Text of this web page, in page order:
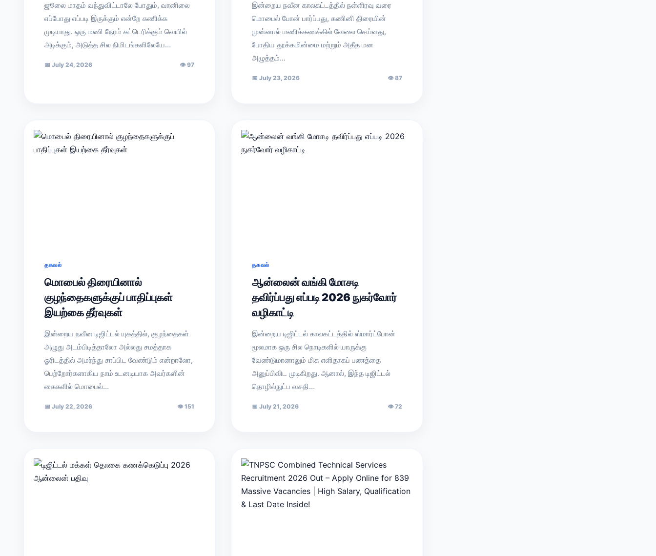
ஜூலை மாதம் வந்துவிட்டாலே போதும், வானிலை
எப்போது எப்படி இருக்கும் என்றே கணிக்க
முடியாது. ஒரு மணி நேரம் சுட்டெரிக்கும் வெயில்
அடிக்கும், அடுத்த சில நிமிடங்களிலேயே…
📅 July 24, 2026 👁97
இன்றைய நவீன காலகட்டத்தில் நள்ளிரவு வரை
மொபைல் போன் பார்ப்பது, கணினி திரையின்
முன்னால் மணிக்கணக்கில் வேலை செய்வது,
போதிய தூக்கமின்மை மற்றும் அதீத மன
அழுத்தம்…
📅 July 23, 2026 👁87
தகவல்
மொபைல் திரையினால்
குழந்தைகளுக்குப் பாதிப்புகள்
இயற்கை தீர்வுகள்
இன்றைய நவீன டிஜிட்டல் யுகத்தில், குழந்தைகள்
அழுது அடம்பிடித்தாலோ அல்லது சமத்தாக
ஓரிடத்தில் அமர்ந்து சாப்பிட வேண்டும் என்றாலோ,
பெற்றோர்களாகிய நாம் உடனடியாக அவர்களின்
கைகளில் மொபைல்…
📅 July 22, 2026 👁151
தகவல்
ஆன்லைன் வங்கி மோசடி
தவிர்ப்பது எப்படி 2026 நுகர்வோர்
வழிகாட்டி
இன்றைய டிஜிட்டல் காலகட்டத்தில் ஸ்மார்ட்போன்
மூலமாக ஒரு சில நொடிகளில் யாருக்கு
வேண்டுமானாலும் மிக எளிதாகப் பணத்தை
அனுப்பிவிட முடிகிறது. ஆனால், இந்த டிஜிட்டல்
தொழில்நுட்ப வசதி…
📅 July 21, 2026 👁72